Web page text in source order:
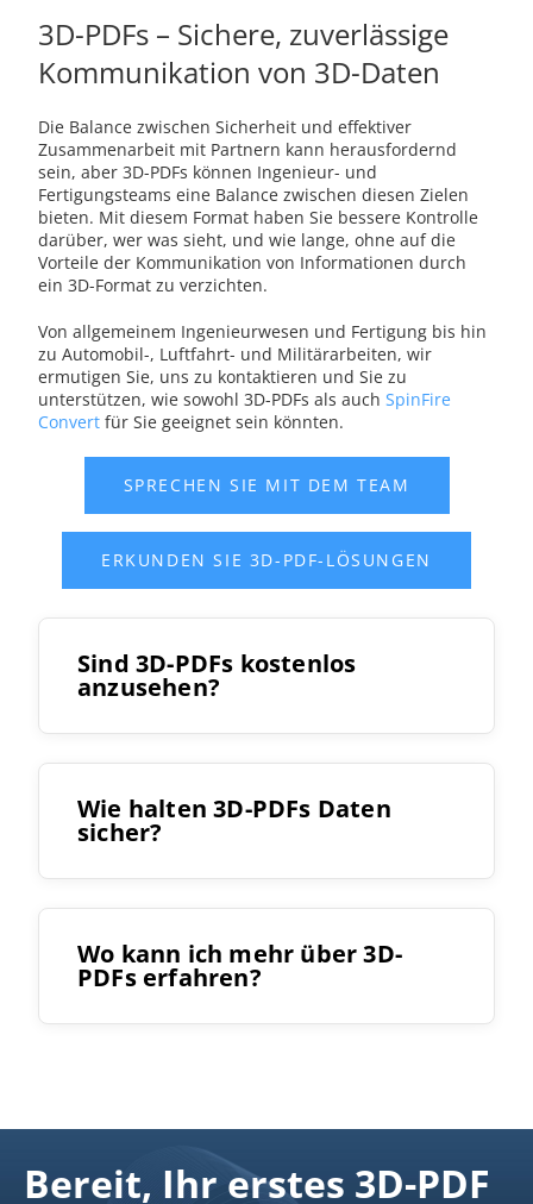
3D-PDFs – Sichere, zuverlässige
Kommunikation von 3D-Daten
Die Balance zwischen Sicherheit und effektiver
Zusammenarbeit mit Partnern kann herausfordernd
sein, aber 3D-PDFs können Ingenieur- und
Fertigungsteams eine Balance zwischen diesen Zielen
bieten. Mit diesem Format haben Sie bessere Kontrolle
darüber, wer was sieht, und wie lange, ohne auf die
Vorteile der Kommunikation von Informationen durch
ein 3D-Format zu verzichten.
Von allgemeinem Ingenieurwesen und Fertigung bis hin
zu Automobil-, Luftfahrt- und Militärarbeiten, wir
ermutigen Sie, uns zu kontaktieren und Sie zu
unterstützen, wie sowohl 3D-PDFs als auch SpinFire
Convert für Sie geeignet sein könnten.
Sind 3D-PDFs kostenlos
anzusehen?
Wie halten 3D-PDFs Daten
sicher?
Wo kann ich mehr über 3D-
PDFs erfahren?